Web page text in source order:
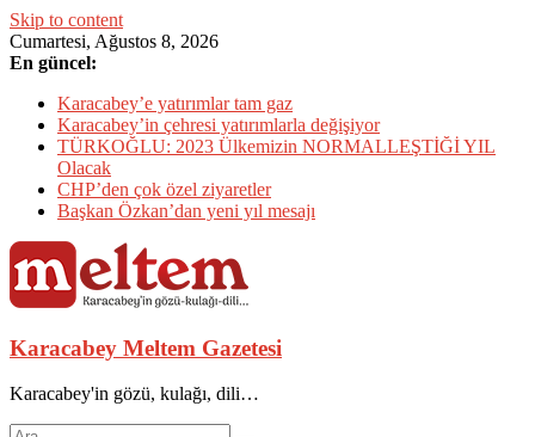
Skip to content
Cumartesi, Ağustos 8, 2026
En güncel:
Karacabey’e yatırımlar tam gaz
Karacabey’in çehresi yatırımlarla değişiyor
TÜRKOĞLU: 2023 Ülkemizin NORMALLEŞTİĞİ YIL
Olacak
CHP’den çok özel ziyaretler
Başkan Özkan’dan yeni yıl mesajı
Karacabey Meltem Gazetesi
Karacabey'in gözü, kulağı, dili…